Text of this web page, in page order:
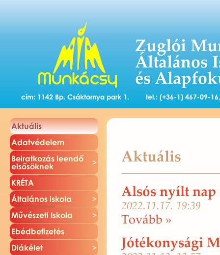
Zuglói
Általános
és
cím: 1142 Bp. Csáktornya park 1. tel.: (+36-1) 467-09-
Ak­tu­á­lis
Adat­vé­de­lem
Be­irat­ko­zás le­en­dő
el­ső­sök­nek
KRÉTA
Ál­ta­lá­nos is­ko­la
Mű­vé­sze­ti Is­ko­la
Ebéd­be­fi­ze­tés
Di­ák­élet
Aktuális
Alsós nyílt nap
2022.11.17. 19:39
To­vább »
Jótékonysági